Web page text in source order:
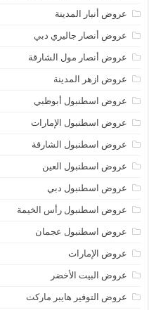
عروض أنبار المدينة
عروض أنصار جاليري دبي
عروض أنصار مول الشارقة
عروض ازهر المدينة
عروض اسطنبول أبوظبي
عروض اسطنبول الإمارات
عروض اسطنبول الشارقة
عروض اسطنبول العين
عروض اسطنبول دبي
عروض اسطنبول رأس الخيمة
عروض اسطنبول عجمان
عروض الإمارات
عروض البيت الأخضر
عروض التوفير هايبر ماركت